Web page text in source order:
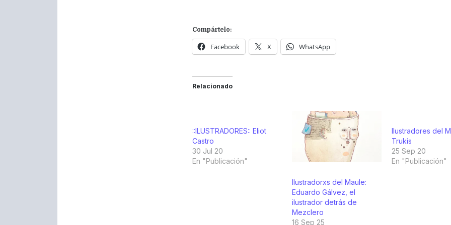
Compártelo:
Facebook X WhatsApp
Relacionado
::ILUSTRADORES:: Eliot
Castro
30 Jul 20
En "Publicación"
Ilustradorxs del Maule:
Eduardo Gálvez, el
ilustrador detrás de
Mezclero
16 Sep 25
Ilustradores del
Trukis
25 Sep 20
En "Publicación"